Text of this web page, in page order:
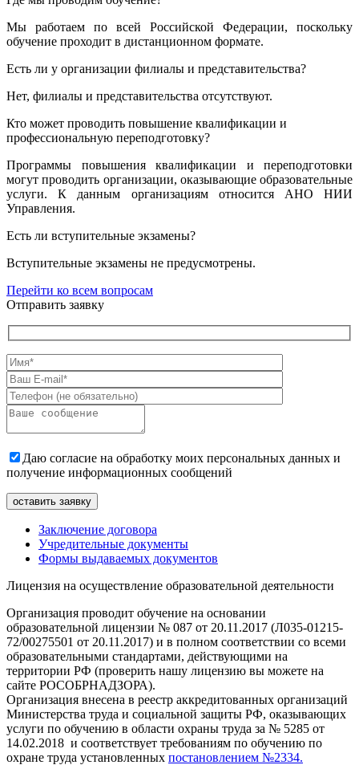
Мы работаем по всей Российской Федерации, поскольку
обучение проходит в дистанционном формате.
Есть ли у организации филиалы и представительства?
Нет, филиалы и представительства отсутствуют.
Кто может проводить повышение квалификации и
профессиональную переподготовку?
Программы повышения квалификации и переподготовки
могут проводить организации, оказывающие образовательные
услуги. К данным организациям относится АНО НИИ
Управления.
Есть ли вступительные экзамены?
Вступительные экзамены не предусмотрены.
Перейти ко всем вопросам
Отправить заявку
Даю согласие на обработку моих персональных данных и
получение информационных сообщений
Заключение договора
Учредительные документы
Формы выдаваемых документов
Лицензия на осуществление образовательной деятельности
Организация проводит обучение на основании
образовательной лицензии № 087 от 20.11.2017 (Л035-01215-
72/00275501 от 20.11.2017) и в полном соответствии со всеми
образовательными стандартами, действующими на
территории РФ (проверить нашу лицензию вы можете на
сайте РОСОБРНАДЗОРА).
Организация внесена в реестр аккредитованных организаций
Министерства труда и социальной защиты РФ, оказывающих
услуги по обучению в области охраны труда за № 5285 от
14.02.2018 и соответствует требованиям по обучению по
охране труда установленных постановлением №2334.